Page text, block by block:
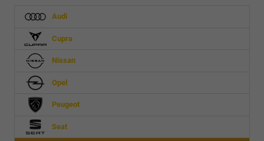
Audi
Cupra
Nissan
Opel
Peugeot
Seat